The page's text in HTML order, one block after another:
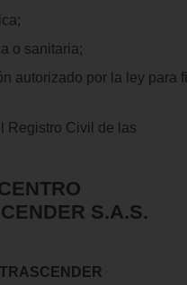
o sanitaria;
autorizado por la ley para
Registro Civil de las
S.A.S.